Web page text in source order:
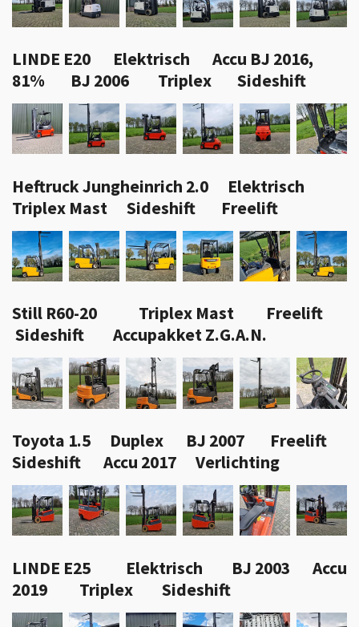
LINDE E20 Elektrisch Accu BJ 2016,
81% BJ 2006 Triplex Sideshift
Heftruck Jungheinrich 2.0 Elektrisch
Triplex Mast Sideshift Freelift
Still R60-20 Triplex Mast Freelift
Sideshift Accupakket Z.G.A.N.
Toyota 1.5 Duplex BJ 2007 Freelift
Sideshift Accu 2017 Verlichting
LINDE E25 Elektrisch BJ 2003 Accu
2019 Triplex Sideshift